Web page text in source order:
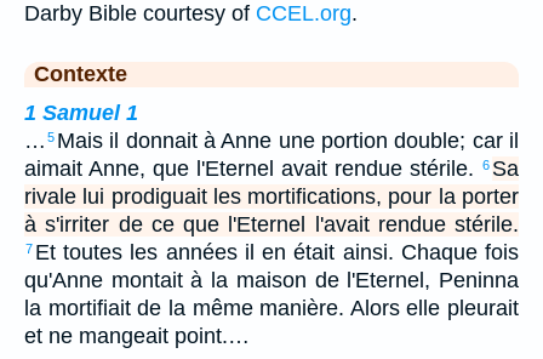
Darby Bible courtesy of CCEL.org.
Contexte
1 Samuel 1
… 5 Mais il donnait à Anne une portion double; car il
aimait Anne, que l'Eternel avait rendue stérile.
6 Sa
rivale lui prodiguait les mortifications, pour la porter
à s'irriter de ce que l'Eternel l'avait rendue stérile.
7 Et toutes les années il en était ainsi. Chaque fois
qu'Anne montait à la maison de l'Eternel, Peninna
la mortifiait de la même manière. Alors elle pleurait
et ne mangeait point.…